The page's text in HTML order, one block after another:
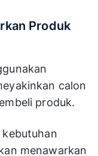
Produk
calon
produk.
kebutuhan
menawarkan